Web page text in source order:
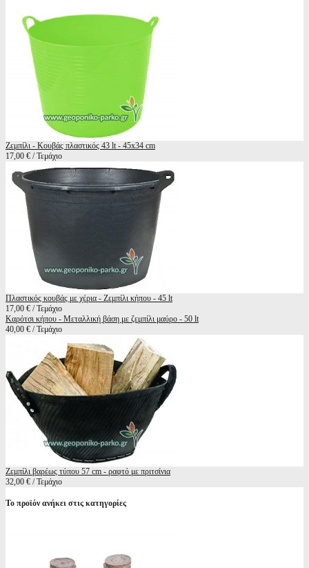
Ζεμπίλι - Κουβάς πλαστικός 43 lt - 45x34 cm
17,00 € / Τεμάχιο
Πλαστικός κουβάς με χέρια - Ζεμπίλι κήπου - 45 lt
17,00 € / Τεμάχιο
Καρότσι κήπου - Μεταλλική βάση με ζεμπίλι μαύρο - 50 lt
40,00 € / Τεμάχιο
Ζεμπίλι βαρέως τύπου 57 cm - ραφτό με πριτσίνια
32,00 € / Τεμάχιο
Το προϊόν ανήκει στις κατηγορίες